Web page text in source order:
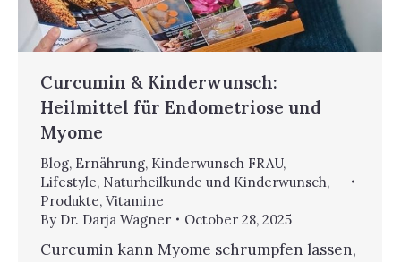
Curcumin & Kinderwunsch:
Heilmittel für Endometriose und
Myome
Blog, Ernährung, Kinderwunsch FRAU,
Lifestyle, Naturheilkunde und Kinderwunsch,
Produkte, Vitamine
By Dr. Darja Wagner October 28, 2025
Curcumin kann Myome schrumpfen lassen,